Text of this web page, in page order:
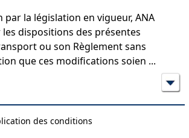
la législation en vigueur, ANA
dispositions des présentes
ou son Règlement sans
que ces modifications soien ...
des conditions